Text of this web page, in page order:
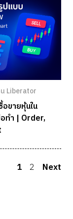
Liberator
ขายหุ้นใน
ทำ | Order,
1 2 Next